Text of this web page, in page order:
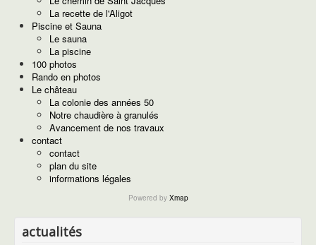
Photos de gîtes
Tarifs des gîtes
Disponibilité des gîtes
Le gîte de la place du village
Descriptif du gîte de la place du village
Extrait du catalogue gîte de France
Tarifs
Disponibilités
Photos du gîte de la place du village
Tarifs et disponibilités
Disponibilités
Venir à MARCHASTEL
Les chambres d'hôtes
Village de Marchastel
historique de Marchastel
La recette de l'Aligot
Piscine et Sauna
Le sauna
La piscine
100 photos
Rando en photos
Le château
La colonie des années 50
Notre chaudière à granulés
Avancement de nos travaux
contact
contact
plan du site
informations légales
Powered by Xmap
actualités